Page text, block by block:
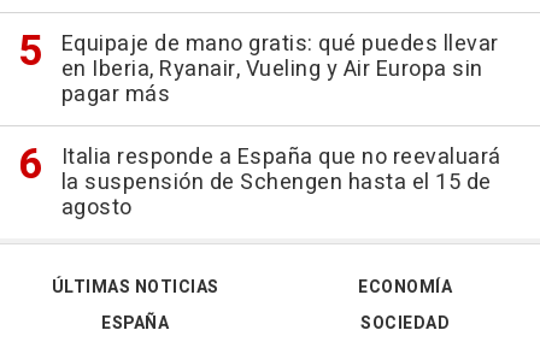
Equipaje de mano gratis: qué puedes llevar
en Iberia, Ryanair, Vueling y Air Europa sin
pagar más
Italia responde a España que no reevaluará
la suspensión de Schengen hasta el 15 de
agosto
ÚLTIMAS NOTICIAS
ESPAÑA
ECONOMÍA
SOCIEDAD